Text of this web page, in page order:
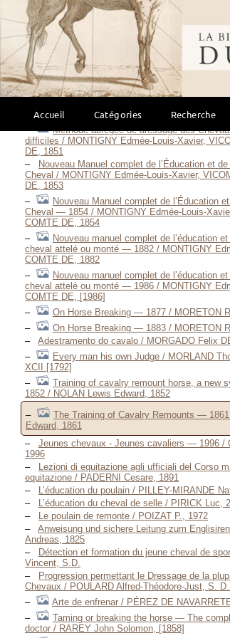
Accueil Catégories Recherche
Regole da osservarsi nel cavalcare /
Deleyte de cavalleros, y placer de los
SAN JUAN Lucas, [1736]
From birth to backing / MAXWELL Richard,
The horse and his schooling /
De afrigtingskunst / MERLEN Bernard
Imprint training of the newborn foal / MILLER
Robert M., 1991
Méthode abrégée de dressage des
difficiles / MONTIGNY Edmée-Louis-Xavier,
DE, 1851
Nouveau Manuel complet de l’Éducation et de
Cheval / MONTIGNY Edmée-Louis-Xavier,
DE, 1853
Nouveau Manuel complet de l’Éducation
Cheval — 1854 / MONTIGNY Edmée-Louis-
COMTE DE, 1854
Nouveau manuel complet de l’éducation
cheval attelé ou monté — 1882 / MONTIGNY
COMTE DE, 1882
Nouveau manuel complet de l’éducation
cheval attelé ou monté — 1986 / MONTIGNY
COMTE DE, [1986]
On Horse Breaking — 1877 / MORETON
On Horse Breaking — 1883 / MORETON
Adestramento do cavalo / MORGADO Felix
Every man his own Judge / MORLAND
XCII [1792]
Training of cavalry remount horse, a new
1852 / NOLAN Lewis Edward, 1852
The Training of Cavalry Remounts —
Edward, 1861
Jeunes chevaux - Jeunes cavaliers — 1996 /
1996
Lezioni di equitazione agli ufficiali del Corso
equitazione / PADERNI Cesare, 1891
L’éducation du poulain / PILLEY-MIRANDE
L’éducation du cheval de selle / PIRICK Luc,
Le poulain de remonte / POIZAT P., 1972
Anweisung und sichere Leitung zum
Andreas, 1825
Détection et formation du jeune cheval de
Vincent, S.D.
Progression permettant le Dressage de la
Chevaux / POULARD Alfred-Théodore-Just, S.
Arte de enfrenar / PÉREZ DE
Taming or breaking the horse — The
doctor / RAREY John Solomon, [1858]